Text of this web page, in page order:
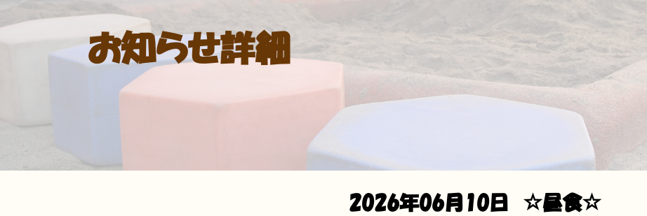
お知らせ詳細
2026年06月10日 ☆昼食☆